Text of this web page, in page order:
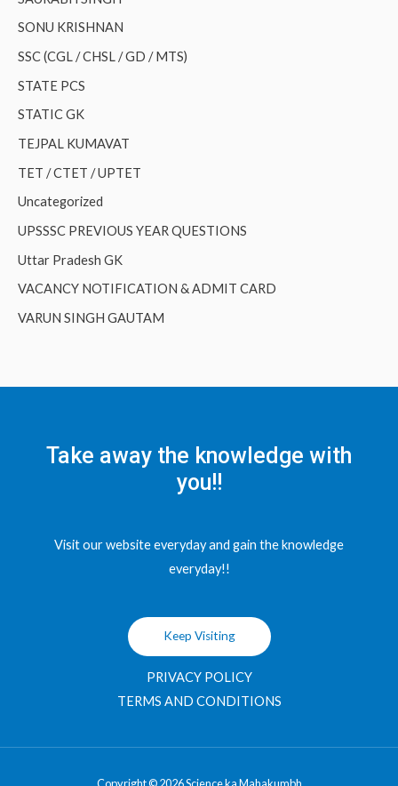
SONU KRISHNAN
SSC (CGL / CHSL / GD / MTS)
STATE PCS
STATIC GK
TEJPAL KUMAVAT
TET / CTET / UPTET
Uncategorized
UPSSSC PREVIOUS YEAR QUESTIONS
Uttar Pradesh GK
VACANCY NOTIFICATION & ADMIT CARD
VARUN SINGH GAUTAM
Take away the knowledge with
you!!
Visit our website everyday and gain the knowledge
everyday!!
Keep Visiting
PRIVACY POLICY
TERMS AND CONDITIONS